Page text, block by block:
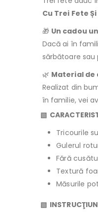
Cu Trei Fete
🎁 Un cadou
Dacă ai în
sărbătoare sau
🌿 Material
Realizat din
în familie, vei
▧
Tricourile
Gulerul
Fără
Textură
Măsurile
▧